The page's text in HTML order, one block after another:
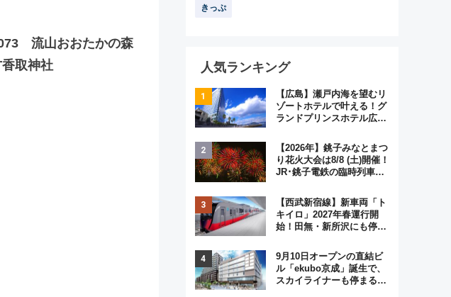
流山おおたかの森
取神社
きっぷ
人気ランキング
【広島】瀬戸内海を望むリ
ゾートホテルで叶える！グ
ランドプリンスホテル広島
ジュアルパーティープラン
【2026年】銚子みなとまつ
り花火大会は8/8 (土)開催！
JR･銚子電鉄の臨時列車や
く8,000発の大迫力＆屋台
を満喫
【西武新宿線】新車両「ト
キイロ」2027年春運行開
始！田無・新所沢にも停
弾」も
9月10日オープンの直結ビ
ル「ekubo京成」誕生で、
スカイライナーも停まる巨